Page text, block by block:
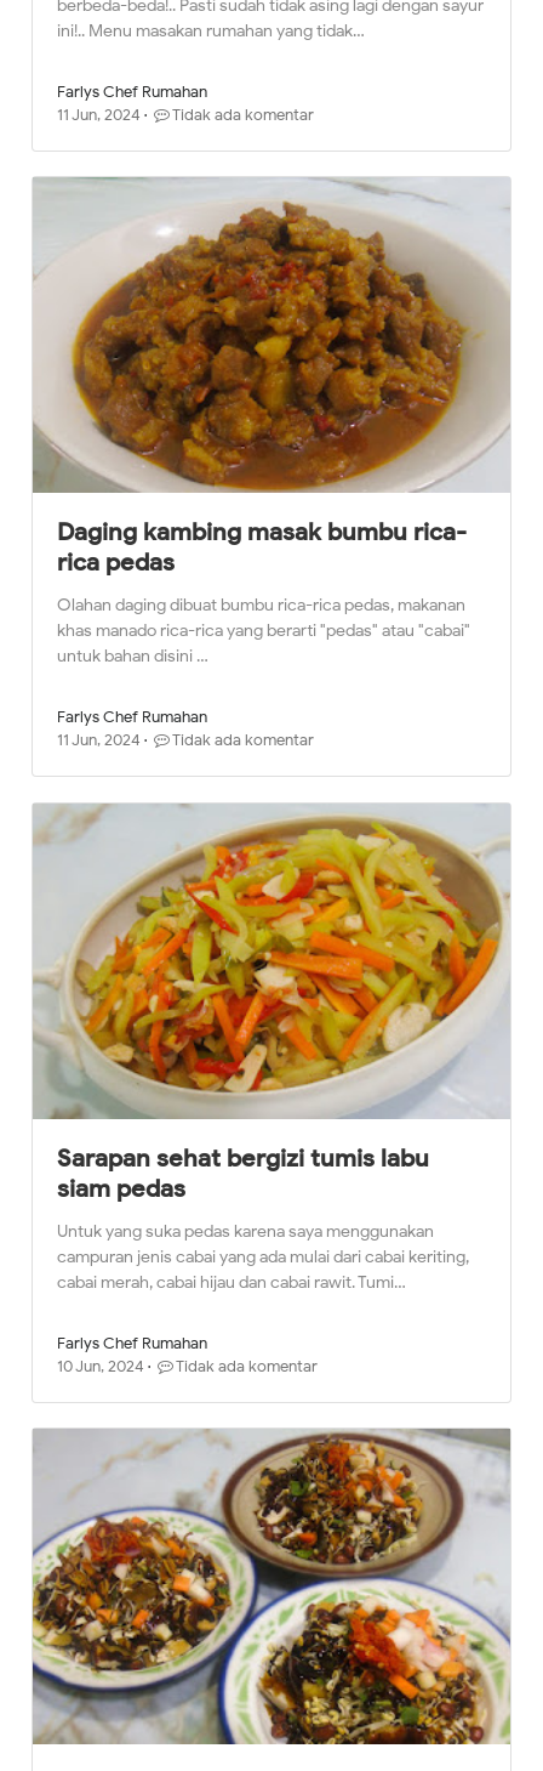
berbeda-beda!.. Pasti sudah tidak asing lagi dengan sayur
ini!.. Menu masakan rumahan yang tidak…
Farlys Chef Rumahan
11 Jun, 2024
Tidak ada komentar
Daging kambing masak bumbu rica-
rica pedas
Olahan daging dibuat bumbu rica-rica pedas, makanan
khas manado rica-rica yang berarti "pedas" atau "cabai"
untuk bahan disini …
Farlys Chef Rumahan
11 Jun, 2024
Tidak ada komentar
Sarapan sehat bergizi tumis labu
siam pedas
Untuk yang suka pedas karena saya menggunakan
campuran jenis cabai yang ada mulai dari cabai keriting,
cabai merah, cabai hijau dan cabai rawit. Tumi…
Farlys Chef Rumahan
10 Jun, 2024
Tidak ada komentar